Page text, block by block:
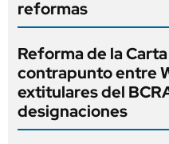
reformas
Reforma de la
contrapunto entre
extitulares del
designaciones